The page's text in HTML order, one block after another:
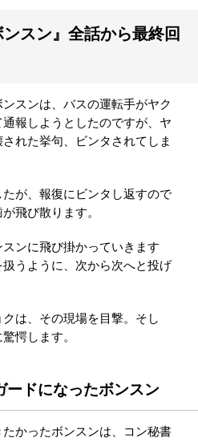
ンスン』全話から最終回
スンは、バスの運転手がヤク
報しようとしたのですが、ヤ
れた挙句、ビンタされてしま
が、報復にビンタし返すので
飛び散ります。
ンに飛び掛かっていきます
うように、次から次へと投げ
は、その現場を目撃。そし
愕します。
ードになったボンスン
かったボンスンは、コン秘書